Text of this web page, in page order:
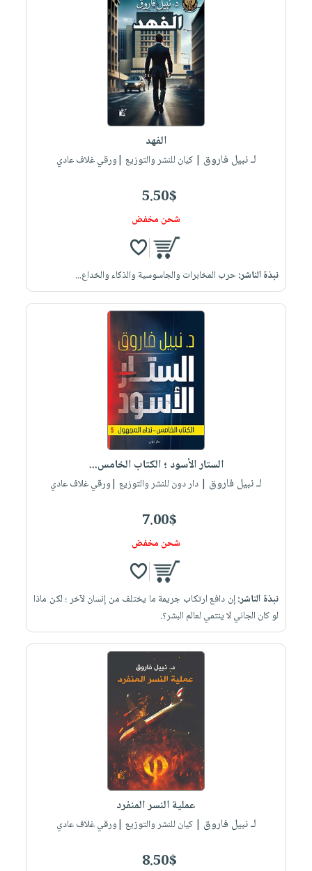
الفهد
لـ نبيل فاروق | كيان للنشر والتوزيع |ورقي غلاف عادي
5.50$
شحن مخفض
نبذة الناشر:حرب المخابرات والجاسوسية والذكاء والخداع...
الستار الأسود ؛ الكتاب الخامس...
لـ نبيل فاروق | دار دون للنشر والتوزيع |ورقي غلاف عادي
7.00$
شحن مخفض
نبذة الناشر:إن دافع ارتكاب جريمة ما يختلف من إنسان لآخر ؛ لكن ماذا
لو كان الجاني لا ينتمي لعالم البشر؟.
عملية النسر المنفرد
لـ نبيل فاروق | كيان للنشر والتوزيع |ورقي غلاف عادي
8.50$